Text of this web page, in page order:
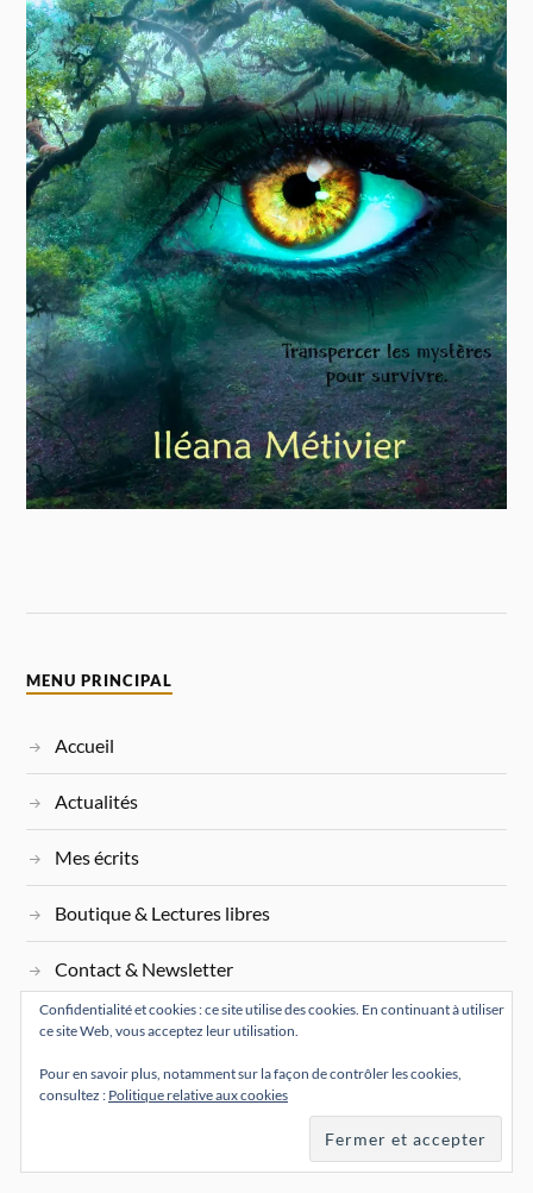
MENU PRINCIPAL
Accueil
Actualités
Mes écrits
Boutique & Lectures libres
Contact & Newsletter
Mon agenda
Blog
Confidentialité et cookies : ce site utilise des cookies. En continuant à utiliser
ce site Web, vous acceptez leur utilisation.
Pour en savoir plus, notamment sur la façon de contrôler les cookies,
consultez : Politique relative aux cookies